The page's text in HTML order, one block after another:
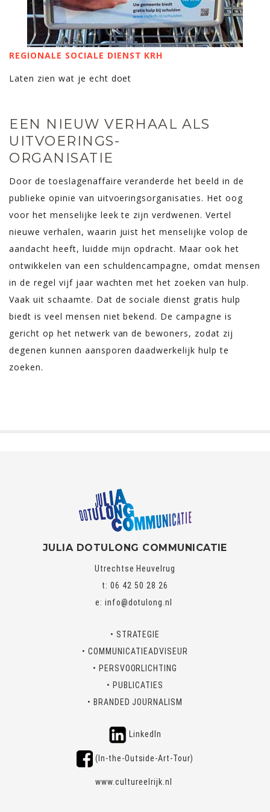
REGIONALE SOCIALE DIENST KRH
Laten zien wat je echt doet
EEN NIEUW VERHAAL ALS
UITVOERINGS-
ORGANISATIE
Door de toeslagenaffaire veranderde het beeld in de
publieke opinie van uitvoeringsorganisaties. Het oog
voor het menselijke leek te zijn verdwenen. Vertel
nieuwe verhalen, waarin juist het menselijke volop de
aandacht heeft, luidde mijn opdracht. Maar ook het
ontwikkelen van een schuldencampagne, omdat mensen
in de regel vijf jaar wachten met het zoeken van hulp.
Vaak uit schaamte. Dat de sociale dienst gratis hulp
biedt is veel mensen niet bekend. De campagne is
gericht op het netwerk van de bewoners, zodat zij
degenen kunnen aansporen daadwerkelijk hulp te
zoeken.
JULIA DOTULONG COMMUNICATIE
Utrechtse Heuvelrug
t: 06 42 50 28 26
e: info@dotulong.nl
• STRATEGIE
• COMMUNICATIEADVISEUR
• PERSVOORLICHTING
• PUBLICATIES
• BRANDED JOURNALISM
LinkedIn
(In-the-Outside-Art-Tour)
www.cultureelrijk.nl